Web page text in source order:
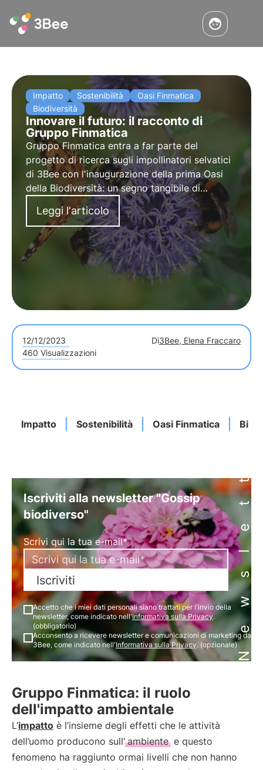
Impatto Sostenibilità
Oasi Finmatica
Biodiversità
Innovare il futuro: il racconto di
Gruppo Finmatica
Gruppo Finmatica entra a far parte del
progetto di ricerca sugli impollinatori selvatici
di 3Bee con l'inaugurazione della prima Oasi
della Biodiversità: un segno tangibile di
responsabilità ambientale. L'intervista a
Domenico Gualtieri, Presidente del C.d.A. di
Finmatica.
Leggi l'articolo
12/12/2023 Di3Bee, Elena Fraccaro
460 Visualizzazioni
Impatto Sostenibilità Oasi Finmatica Newsletter
Iscriviti alla newsletter "Gossip
biodiverso"
Scrivi qui la tua e-mail*
Iscriviti
Accetto che i miei dati personali siano trattati per l'invio della
newsletter, come indicato nell'Informativa sulla Privacy.
(obbligatorio)
Acconsento a ricevere newsletter e comunicazioni di marketing da
3Bee, come indicato nell'Informativa sulla Privacy. (opzionale)
Gruppo Finmatica: il ruolo
dell'impatto ambientale
L’impatto è l’insieme degli effetti che le attività
dell’uomo producono sull’ ambiente e questo
fenomeno ha raggiunto ormai livelli che non hanno